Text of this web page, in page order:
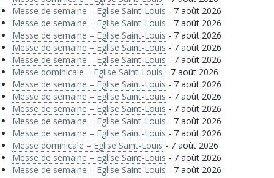
Messe de semaine – Eglise Saint-Louis - 7 août 2026
Messe de semaine – Eglise Saint-Louis - 7 août 2026
Messe de semaine – Eglise Saint-Louis - 7 août 2026
Messe de semaine – Eglise Saint-Louis - 7 août 2026
Messe de semaine – Eglise Saint-Louis - 7 août 2026
Messe dominicale – Eglise Saint-Louis - 7 août 2026
Messe de semaine – Eglise Saint-Louis - 7 août 2026
Messe de semaine – Eglise Saint-Louis - 7 août 2026
Messe de semaine – Eglise Saint-Louis - 7 août 2026
Messe de semaine – Eglise Saint-Louis - 7 août 2026
Messe de semaine – Eglise Saint-Louis - 7 août 2026
Messe dominicale – Eglise Saint-Louis - 7 août 2026
Messe de semaine – Eglise Saint-Louis - 7 août 2026
Messe de semaine – Eglise Saint-Louis - 7 août 2026